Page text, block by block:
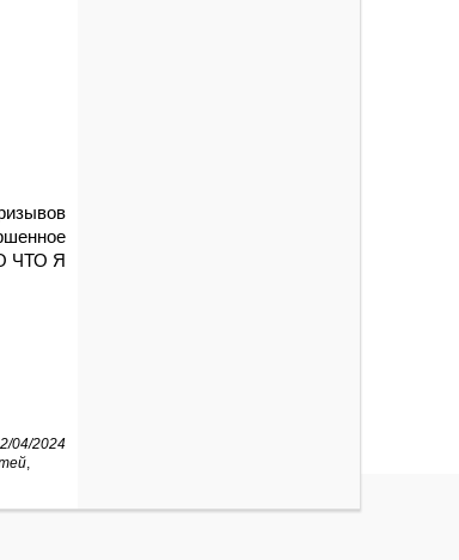
ЧТО Я
04/2024
,